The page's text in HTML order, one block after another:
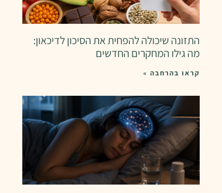
התזונה שיכולה להפחית את הסיכון לדיכאון:
מה גילו המחקרים החדשים
קראו בהרחבה »